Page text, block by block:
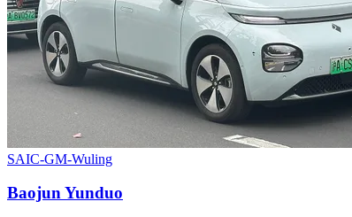
SAIC-GM-Wuling
Baojun Yunduo